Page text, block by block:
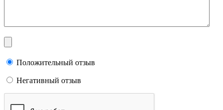
Положительный отзыв
Негативный отзыв